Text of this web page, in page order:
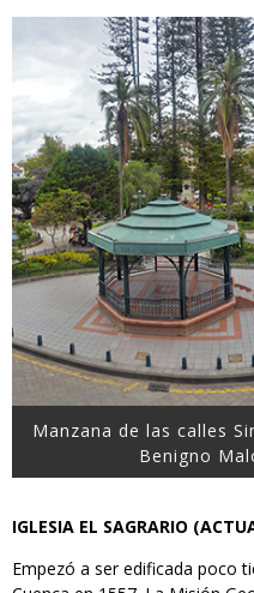
Manzana de las calles
Benigno
IGLESIA EL SAGRARIO
Empezó a ser edificada poco